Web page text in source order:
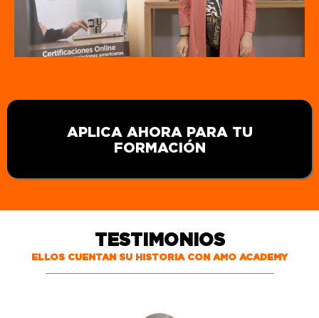
APLICA AHORA PARA TU
FORMACIÓN
TESTIMONIOS
ELLOS CUENTAN SU HISTORIA CON AMO ACADEMY